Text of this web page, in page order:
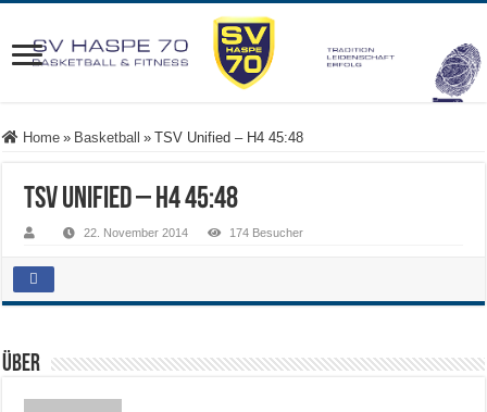
Home » Basketball » TSV Unified – H4 45:48
TSV Unified – H4 45:48
22. November 2014 174 Besucher
Über